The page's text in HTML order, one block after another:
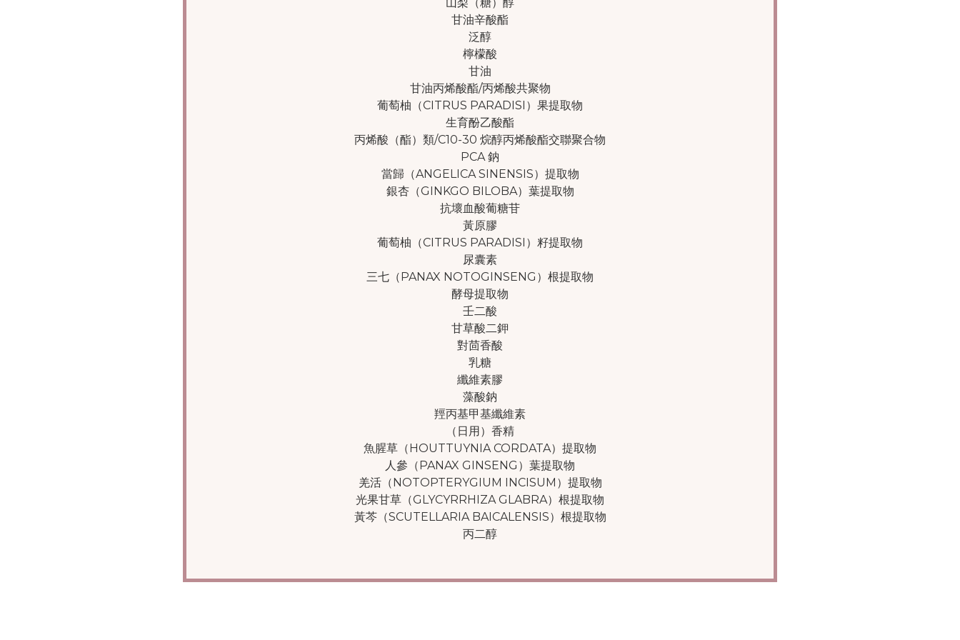
甘油辛酸酯
泛醇
檸檬酸
甘油
甘油丙烯酸酯/丙烯酸共聚物
葡萄柚（CITRUS PARADISI）果提取物
生育酚乙酸酯
丙烯酸（酯）類/C10-30 烷醇丙烯酸酯交聯聚合物
PCA 鈉
當歸（ANGELICA SINENSIS）提取物
銀杏（GINKGO BILOBA）葉提取物
抗壞血酸葡糖苷
黃原膠
葡萄柚（CITRUS PARADISI）籽提取物
尿囊素
三七（PANAX NOTOGINSENG）根提取物
酵母提取物
壬二酸
甘草酸二鉀
對茴香酸
乳糖
纖維素膠
藻酸鈉
羥丙基甲基纖維素
（日用）香精
魚腥草（HOUTTUYNIA CORDATA）提取物
人參（PANAX GINSENG）葉提取物
羌活（NOTOPTERYGIUM INCISUM）提取物
光果甘草（GLYCYRRHIZA GLABRA）根提取物
黃芩（SCUTELLARIA BAICALENSIS）根提取物
丙二醇